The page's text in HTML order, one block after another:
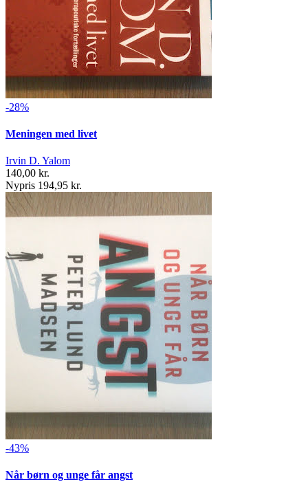
-28%
Meningen med livet
Irvin D. Yalom
140,00 kr.
Nypris 194,95 kr.
-43%
Når børn og unge får angst